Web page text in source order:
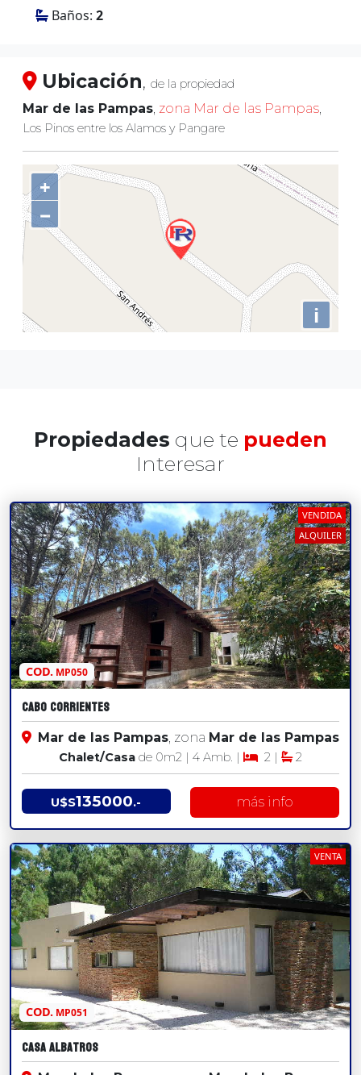
Baños: 2
Ubicación, de la propiedad
Mar de las Pampas, zona Mar de las Pampas,
Los Pinos entre los Alamos y Pangare
+
−
i
Propiedades que te pueden
Interesar
COD.MP050
VENDIDA
ALQUILER
Cabo Corrientes
Mar de las Pampas , zona Mar de las Pampas
Chalet/Casa de 0m2 | 4 Amb. | 2 | 2
U$S135000.- más info
COD.MP051
VENTA
Casa Albatros